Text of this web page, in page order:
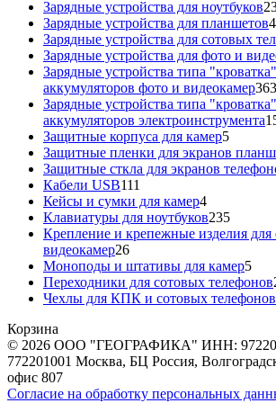
товаров
Зарядные устройства для ноутбуков
Зарядные устройства для планшетов
Зарядные устройства для сотовых
Зарядные устройства для фото и
Зарядные устройства типа
аккумуляторов фото и видеокамер363
Зарядные устройства типа
аккумуляторов электроинструмента
Защитные корпуса для камер55
товаров
Защитные пленки для экранов
Защитные сткла для экранов
Кабели USB111
товаров
Кейсы и сумки для камер44
товара
Клавиатуры для ноутбуков235235
Крепление и крепежные изделия для
видеокамер2626
товаров
Моноподы и штативы для камер55
Переходники для сотовых телефонов
Чехлы для КПК и сотовых телефонов
Корзина
© 2026 ООО "ГЕОГРАФИКА" ИНН:
772201001 Москва, БЦ Россия,
офис 807
Согласие на обработку персональных